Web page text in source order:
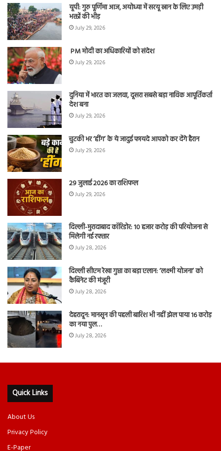
यूपी: गुरु पूर्णिमा आज, अयोध्या में सरयू स्नान के लिए उमड़ी
भक्तों की भीड़
July 29, 2026
PM मोदी का अधिकारियों को संदेश
July 29, 2026
दुनिया में भारत का जलवा, दूसरा सबसे बड़ा नाविक आपूर्तिकर्ता
देश बना
July 29, 2026
चुटकी भर ‘हींग’ के ये जादुई फायदे आपको कर देंगे हैरान
July 29, 2026
29 जुलाई 2026 का राशिफल
July 29, 2026
दिल्ली-मुरादाबाद कॉरिडोर: 10 हजार करोड़ की परियोजना से
मिलेगी नई रफ्तार
July 28, 2026
दिल्ली सीएम रेखा गुप्ता का बड़ा एलान: ‘लक्ष्मी योजना’ को
कैबिनेट की मंजूरी
July 28, 2026
देहरादून: मानसून की पहली बारिश भी नहीं झेल पाया 16 करोड़
का नया पुल…
July 28, 2026
Quick Links
About Us
Privacy Policy
E-Paper